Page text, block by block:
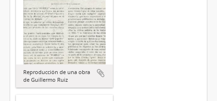
Reproducción de una obra
de Guillermo Ruiz